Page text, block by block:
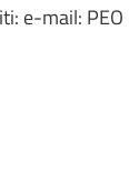
e-mail: PEO